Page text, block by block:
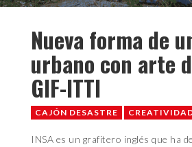
CONTACTO
Nueva forma de
urbano con arte
GIF-ITTI
CAJÓN DESASTRE
INSA es un grafitero inglés que ha